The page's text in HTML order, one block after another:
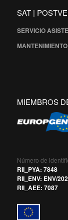
SAT |
SERVICIO
MIEMBROS
Número de
RII_PYA: 7848
RII_ENV: ENV/
RII_AEE: 7087